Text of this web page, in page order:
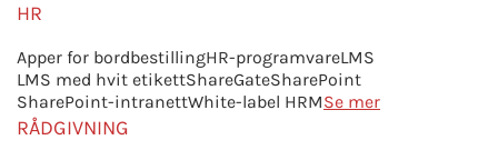
HR
Apper for bordbestillingHR-programvareLMS
LMS med hvit etikettShareGateSharePoint
SharePoint-intranettWhite-label HRMSe mer
RÅDGIVNING